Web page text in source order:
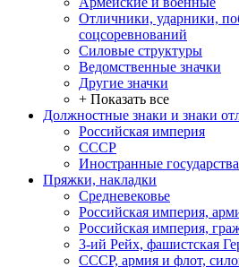
Отличники, ударники,
соцсоревнований
Силовые структуры
Ведомственные значки
Другие значки
+ Показать все
Должностные знаки и знаки
Российская империя
СССР
Иностранные государства
Пряжки, накладки
Средневековье
Российская империя,
Российская империя,
3-ий Рейх, фашистская
СССР, армия и флот,